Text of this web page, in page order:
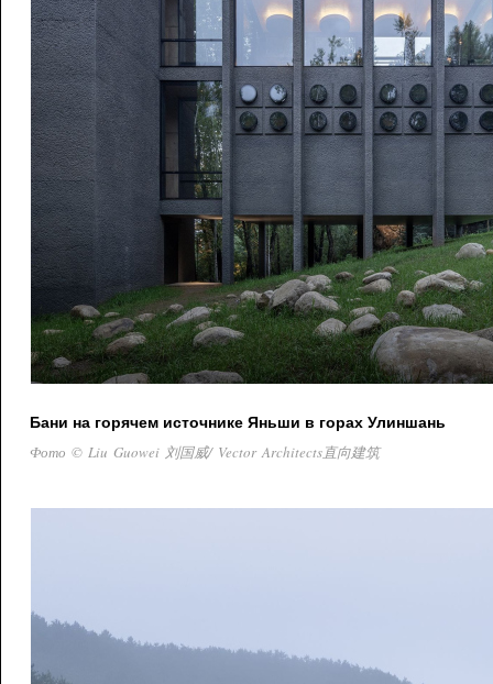
Бани на горячем источнике Яньши в горах Улиншань
Фото © Liu Guowei 刘国威/ Vector Architects直向建筑